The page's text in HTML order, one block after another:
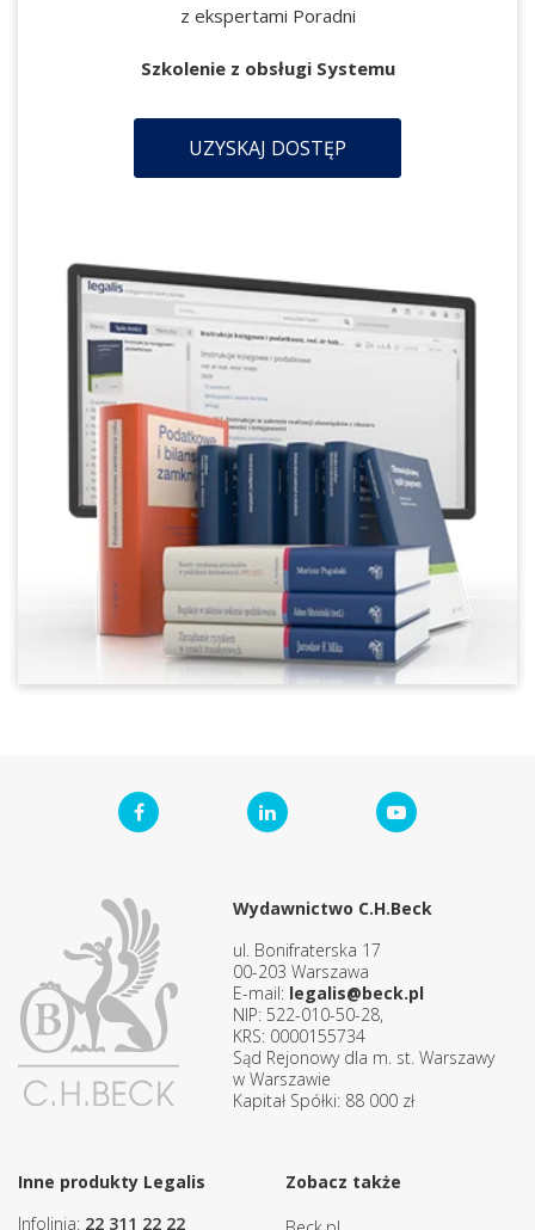
z ekspertami Poradni
Szkolenie z obsługi Systemu
UZYSKAJ DOSTĘP
Wydawnictwo C.H.Beck
ul. Bonifraterska 17
00-203 Warszawa
E-mail: legalis@beck.pl
NIP: 522-010-50-28,
KRS: 0000155734
Sąd Rejonowy dla m. st. Warszawy
w Warszawie
Kapitał Spółki: 88 000 zł
Inne produkty Legalis
Infolinia: 22 311 22 22
Zobacz także